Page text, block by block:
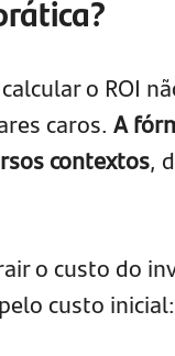
o ROI
caros. A
contextos,
o custo do
custo inicial: